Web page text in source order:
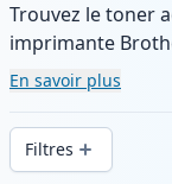
Trouvez le toner
imprimante
notre gamme de
et haute
d’impression
rapide depuis un
En savoir plus
Filtres